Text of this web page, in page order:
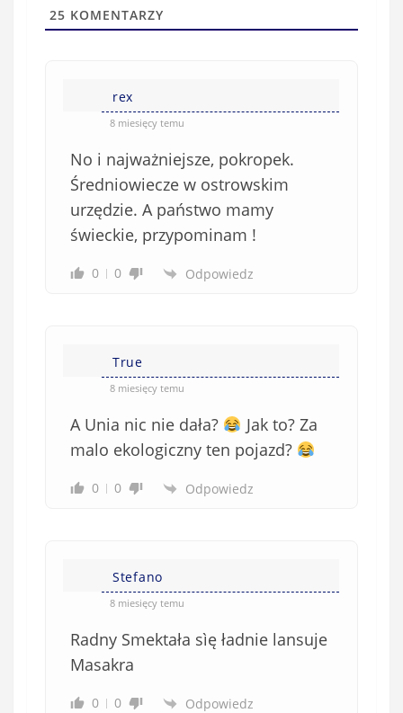
w
(
25 KOMENTARZY
rex
8 miesięcy temu
No i najważniejsze, pokropek.
Średniowiecze w ostrowskim
urzędzie. A państwo mamy
świeckie, przypominam !
0 0 Odpowiedz
True
8 miesięcy temu
A Unia nic nie dała?
Jak to? Za
malo ekologiczny ten pojazd?
0 0 Odpowiedz
Stefano
8 miesięcy temu
Radny Smektała sìę ładnie lansuje
Masakra
0 0 Odpowiedz